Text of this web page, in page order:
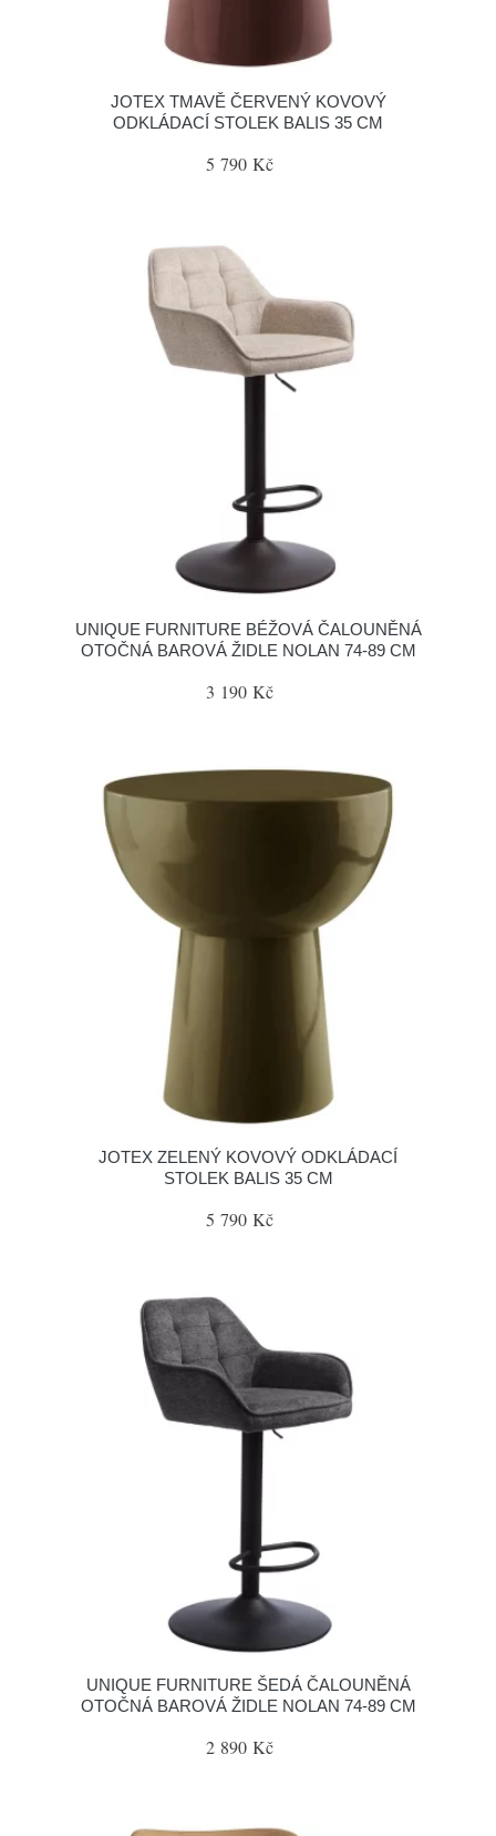
JOTEX TMAVĚ ČERVENÝ KOVOVÝ
ODKLÁDACÍ STOLEK BALIS 35 CM
5 790 Kč
UNIQUE FURNITURE BÉŽOVÁ ČALOUNĚNÁ
OTOČNÁ BAROVÁ ŽIDLE NOLAN 74-89 CM
3 190 Kč
JOTEX ZELENÝ KOVOVÝ ODKLÁDACÍ
STOLEK BALIS 35 CM
5 790 Kč
UNIQUE FURNITURE ŠEDÁ ČALOUNĚNÁ
OTOČNÁ BAROVÁ ŽIDLE NOLAN 74-89 CM
2 890 Kč